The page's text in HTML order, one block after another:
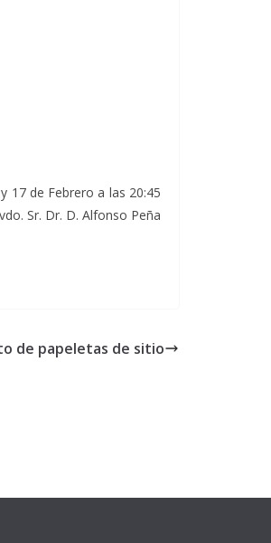
17 de Febrero a las 20:45
Sr. Dr. D. Alfonso Peña
de papeletas de sitio